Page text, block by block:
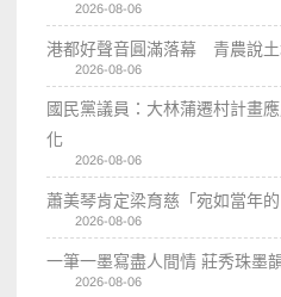
2026-08-06
港都好聲音圓滿落幕 青農說
2026-08-06
國民黨議員：大林蒲遷村計畫
化
2026-08-06
蕭美琴肯定梁育慈「宛如當年
2026-08-06
一筆一墨寫盡人間情 莊秀珠墨
2026-08-06